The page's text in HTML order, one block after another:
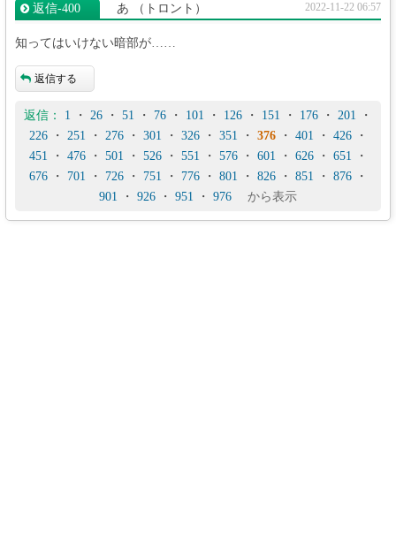
返信‐400 あ （トロント） 2022-11-22 06:57
知ってはいけない暗部が……
返信する
返信： 1 ・ 26 ・ 51 ・ 76 ・ 101 ・ 126 ・ 151 ・ 176 ・ 201 ・
226・ 251 ・ 276・ 301 ・ 326・ 351 ・ 376・ 401 ・ 426・
451 ・ 476・ 501 ・ 526・ 551 ・ 576・ 601 ・ 626・ 651 ・
676・ 701 ・ 726・ 751 ・ 776・ 801 ・ 826・ 851 ・ 876・
901 ・ 926 ・ 951 ・ 976 から表示